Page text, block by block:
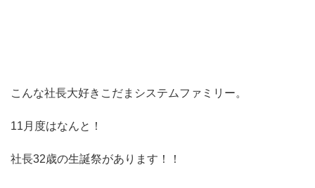
こんな社長大好きこだまシステムファミリー。
11月度はなんと！
社長32歳の生誕祭があります！！